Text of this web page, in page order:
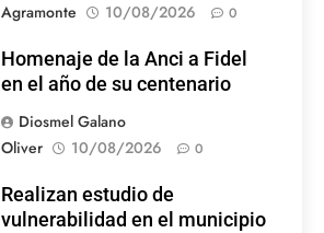
Agramonte
10/08/2026 0
Homenaje de la Anci a Fidel
en el año de su centenario
Diosmel Galano
Oliver
10/08/2026 0
Realizan estudio de
vulnerabilidad en el municipio